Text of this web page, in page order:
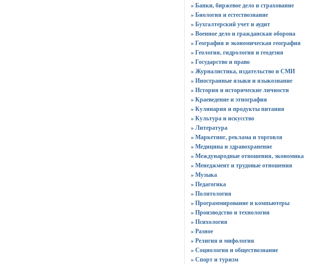
» Банки, биржевое дело и страхование
» Биология и естествознание
» Бухгалтерский учет и аудит
» Военное дело и гражданская оборона
» География и экономическая география
» Геология, гидрология и геодезия
» Государство и право
» Журналистика, издательство и СМИ
» Иностранные языки и языкознание
» История и исторические личности
» Краеведение и этнография
» Кулинария и продукты питания
» Культура и искусство
» Литература
» Маркетинг, реклама и торговля
» Медицина и здравохранение
» Международные отношения, экономика
» Менеджмент и трудовые отношения
» Музыка
» Педагогика
» Политология
» Программирование и компьютеры
» Производство и технологии
» Психология
» Разное
» Религия и мифология
» Социология и обществознание
» Спорт и туризм